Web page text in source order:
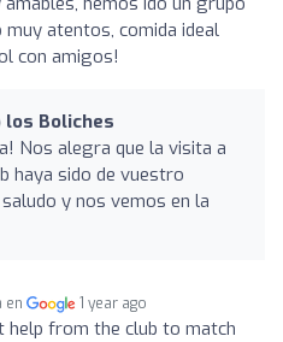
atentos, comida ideal
con amigos!
los Boliches
Nos alegra que la visita a
haya sido de vuestro
y nos vemos en la
en 1 year ago
help from the club to match